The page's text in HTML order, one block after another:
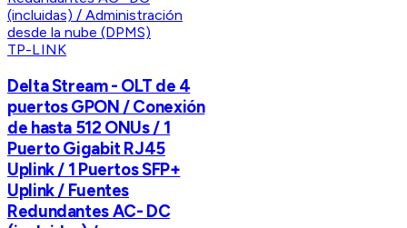
TP-LINK
Delta Stream - OLT de 4
puertos GPON / Conexión
de hasta 512 ONUs / 1
Puerto Gigabit RJ45
Uplink / 1 Puertos SFP+
Uplink / Fuentes
Redundantes AC- DC